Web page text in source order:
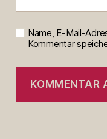
Name, E-Mail-
Kommentar